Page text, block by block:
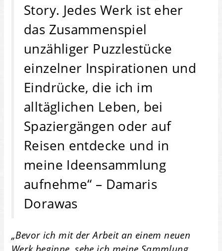
Story. Jedes Werk ist eher
das Zusammenspiel
unzähliger Puzzlestücke
einzelner Inspirationen und
Eindrücke, die ich im
alltäglichen Leben, bei
Spaziergängen oder auf
Reisen entdecke und in
meine Ideensammlung
aufnehme“ – Damaris
Dorawas
„Bevor ich mit der Arbeit an einem neuen